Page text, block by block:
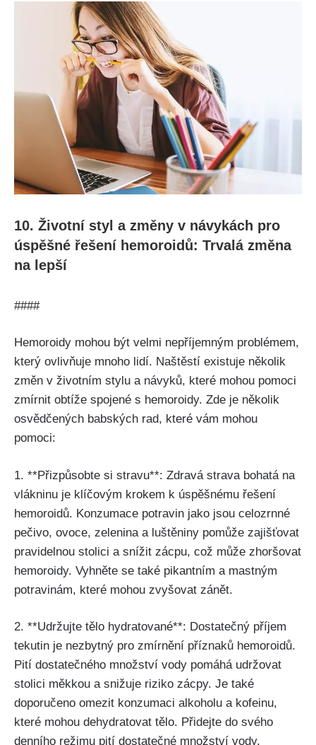
10. Životní styl⁢ a změny ​v ⁢návykách pro
úspěšné řešení hemoroidů: Trvalá změna
na lepší
####⁤
Hemoroidy mohou být velmi nepříjemným ⁣problémem,
který​ ovlivňuje mnoho lidí. Naštěstí‌ existuje několik
změn v životním stylu⁤ a návyků, ‍které⁣ mohou pomoci
zmírnit ‌obtíže spojené s hemoroidy. Zde je několik
osvědčených babských rad, které vám mohou
‌pomoci:
1. ‍**Přizpůsobte si stravu**: Zdravá strava bohatá na⁢
vlákninu je klíčovým krokem k úspěšnému​ řešení
hemoroidů. ‍Konzumace potravin jako jsou celozrnné
pečivo, ‍ovoce, zelenina a luštěniny ⁤pomůže zajišťovat
pravidelnou stolici⁤ a ⁢snížit zácpu, což může ‍zhoršovat
hemoroidy. ‍Vyhněte se také pikantním⁤ a mastným​
potravinám, které mohou zvyšovat zánět.
2. **Udržujte ‌tělo hydratované**: Dostatečný ⁢příjem
tekutin je nezbytný pro zmírnění příznaků hemoroidů.
Pití ‌dostatečného množství vody pomáhá‌ udržovat
stolici měkkou a ⁤snižuje⁤ riziko zácpy. Je také
doporučeno omezit konzumaci alkoholu a kofeinu,⁣
které ​mohou dehydratovat tělo. Přidejte do svého‌
denního​ režimu ⁤pití⁤ dostatečné množství vody,